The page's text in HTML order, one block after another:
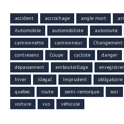
accident accrochage angle mort
Automobile
automobiliste autoroute
camionnette
camionneur Changement
contresens
Coupe cycliste danger
dépassement
embouteillage
hiver
illegal Imprudent obligatoire
quebec
route semi-remorque soir
voiture
vus véhicule